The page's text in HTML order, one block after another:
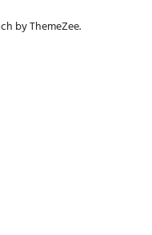
by ThemeZee.